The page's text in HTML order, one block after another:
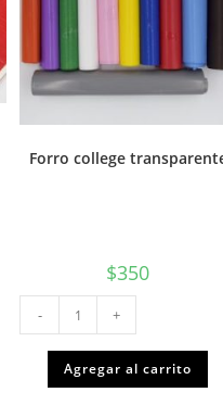
Forro college
$350
Forro
college
transparente
cantidad
- +
Agregar al carrito